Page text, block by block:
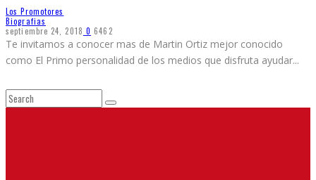
Los Promotores
Biografias
septiembre 24, 2018 0 6462
Te invitamos a conocer mas de Martin Ortiz mejor conocido
como El Primo personalidad de los medios que disfruta ayudar...